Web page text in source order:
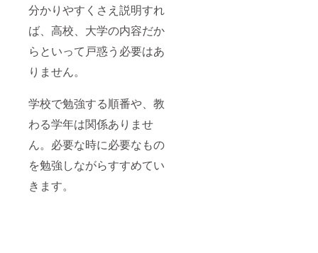
分かりやすくさえ説明すれ
ば、高校、大学の内容だか
らといって戸惑う必要はあ
りません。
学校で勉強する順番や、教
わる学年は関係ありませ
ん。必要な時に必要なもの
を勉強しながらすすめてい
きます。